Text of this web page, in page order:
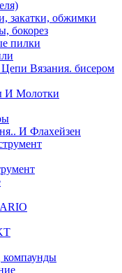
закатки, обжимки
бокорез
пилки
Вязания. бисером
И Молотки
И Флахейзен
компаунды